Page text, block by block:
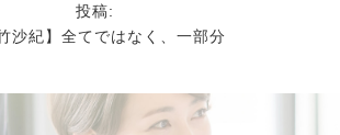
投稿:
沙紀】全てではなく、一部分